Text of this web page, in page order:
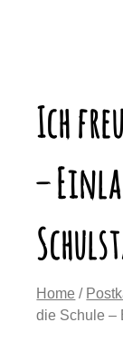
Ich
–
Home /
die Schule –